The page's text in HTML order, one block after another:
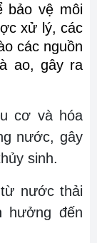
bảo vệ môi
xử lý, các
các nguồn
ao, gây ra
cơ và hóa
nước, gây
sinh.
nước thải
hưởng đến